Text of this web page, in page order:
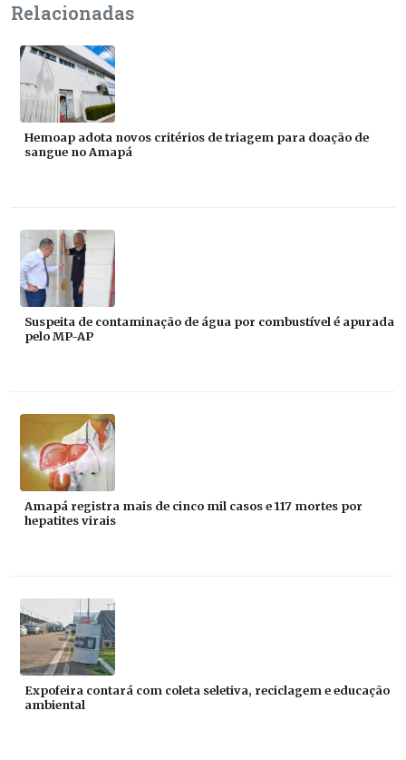
Relacionadas
Hemoap adota novos critérios de triagem para doação de
sangue no Amapá
Suspeita de contaminação de água por combustível é apurada
pelo MP-AP
Amapá registra mais de cinco mil casos e 117 mortes por
hepatites virais
Expofeira contará com coleta seletiva, reciclagem e educação
ambiental